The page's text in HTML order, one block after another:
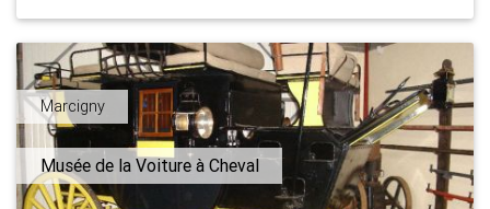
Marcigny
Musée de la Voiture à Cheval